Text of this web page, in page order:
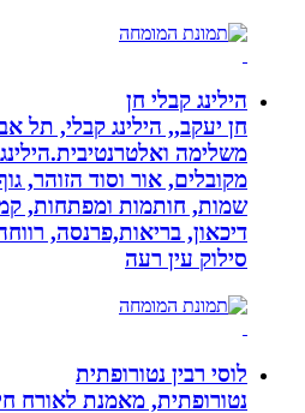
הילינג קבלי חן
חן יעקב,, הילינג קבלי, תל אביב,
משלימה ואלטרנטיבית.הילינג
מקובלים, אור וסוד הזוהר, גוף
שמות, חותמות ומפתחות, קמעות,
דיכאון, בריאות,פרנסה, רווחה,
סילוק עין רעה
לוסי רבין נטורופתית
נטורופתית, מאמנת לאורח חיים